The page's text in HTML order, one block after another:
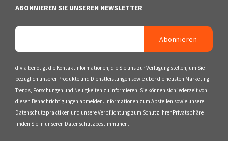
ABONNIEREN SIE UNSEREN NEWSLETTER
divia benötigt die Kontaktinformationen, die Sie uns zur Verfügung stellen, um Sie
bezüglich unserer Produkte und Dienstleistungen sowie über die neusten Marketing-
Trends, Forschungen und Neuigkeiten zu informieren. Sie können sich jederzeit von
diesen Benachrichtigungen abmelden. Informationen zum Abstellen sowie unsere
Datenschutzpraktiken und unsere Verpflichtung zum Schutz Ihrer Privatsphäre
finden Sie in unseren Datenschutzbestimmunen.